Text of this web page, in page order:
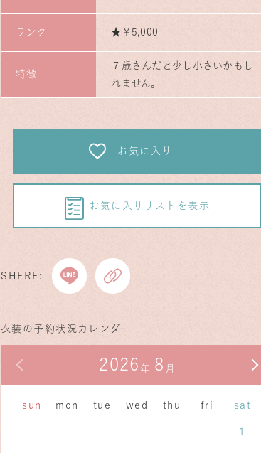
ランク ★￥5,000
特徴
７歳さんだと少し小さいかもし
れません。
お気に入り
お気に入りリストを表示
SHERE:
衣装の予約状況カレンダー
2026 年 8 月
sun mon tue wed thu fri sat
1